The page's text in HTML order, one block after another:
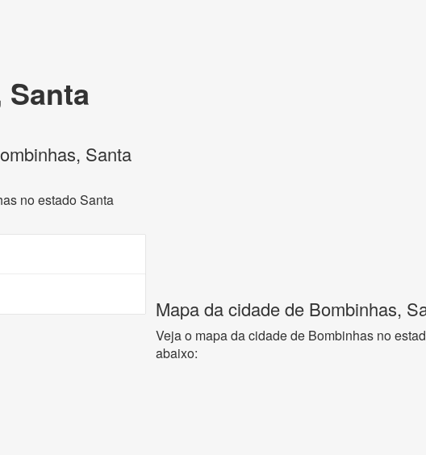
Santa
no estado Santa
Mapa da cidade de Bombinhas,
Veja o mapa da cidade de Bombinhas no
abaixo: